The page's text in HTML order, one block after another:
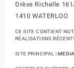
Drève Richelle
1410 WATERLOO
CE SITE CONTIENT
RÉALISATIONS
SITE PRINCIPAL |